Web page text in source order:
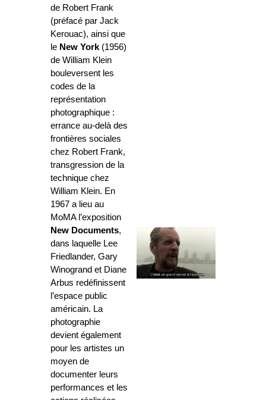
de Robert Frank
(préfacé par Jack
Kerouac), ainsi que
le New York (1956)
de William Klein
bouleversent les
codes de la
représentation
photographique :
errance au-delà des
frontières sociales
chez Robert Frank,
transgression de la
technique chez
William Klein. En
1967 a lieu au
MoMA l’exposition
New Documents,
dans laquelle Lee
Friedlander, Gary
Winogrand et Diane
Arbus redéfinissent
l’espace public
américain. La
photographie
devient également
pour les artistes un
moyen de
documenter leurs
performances et les